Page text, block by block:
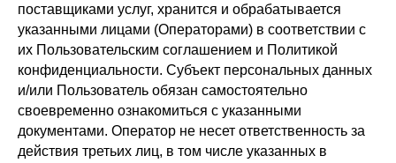
поставщиками услуг, хранится и обрабатывается
указанными лицами (Операторами) в соответствии с
их Пользовательским соглашением и Политикой
конфиденциальности. Субъект персональных данных
и/или Пользователь обязан самостоятельно
своевременно ознакомиться с указанными
документами. Оператор не несет ответственность за
действия третьих лиц, в том числе указанных в